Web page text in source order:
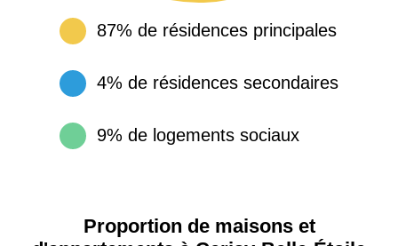
87% de résidences principales
4% de résidences secondaires
9% de logements sociaux
Proportion de maisons et